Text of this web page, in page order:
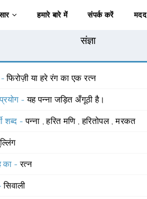
हमारे बारे में संपर्क करें मदद
संज्ञा
-फिरोज़ी या हरे रंग का एक रत्न
-यह पन्ना जड़ित अँगूठी है।
शब्द -पन्ना ,हरित मणि ,हरितोपल ,मरकत
का -रत्न
सिवाली